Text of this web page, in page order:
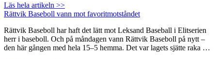
Läs hela artikeln >>
Rättvik Baseboll vann mot favoritmotståndet
Rättvik Baseboll har haft det lätt mot Leksand Baseball i Elitserien
herr i baseboll. Och på måndagen vann Rättvik Baseboll på nytt –
den här gången med hela 15–5 hemma. Det var lagets sjätte raka …